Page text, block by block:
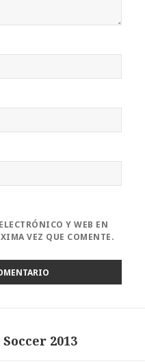
Y WEB EN
VEZ QUE COMENTE.
2013